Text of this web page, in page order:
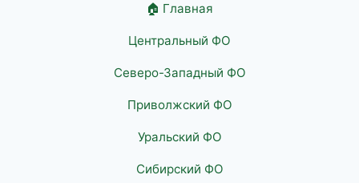
🏠 Главная
Центральный ФО
Северо-Западный ФО
Приволжский ФО
Уральский ФО
Сибирский ФО